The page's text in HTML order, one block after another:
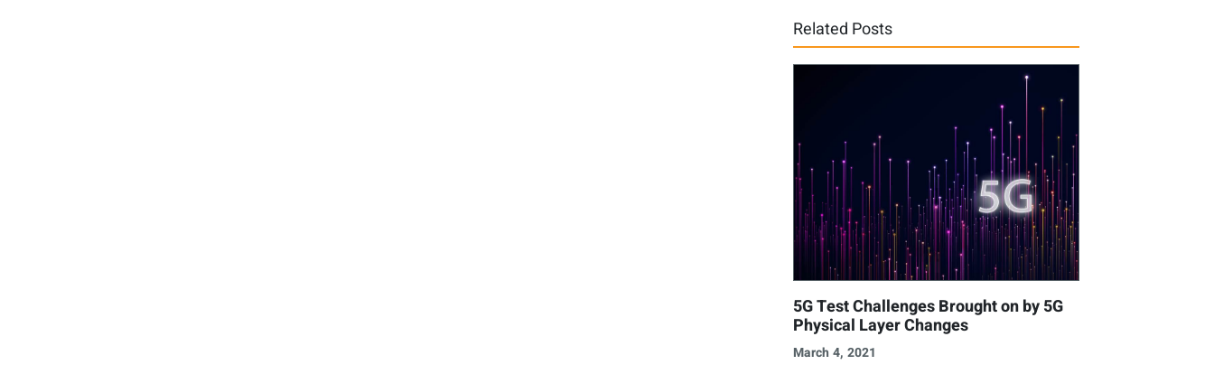
Related Posts
5G Test Challenges Brought on by 5G
Physical Layer Changes
March 4, 2021